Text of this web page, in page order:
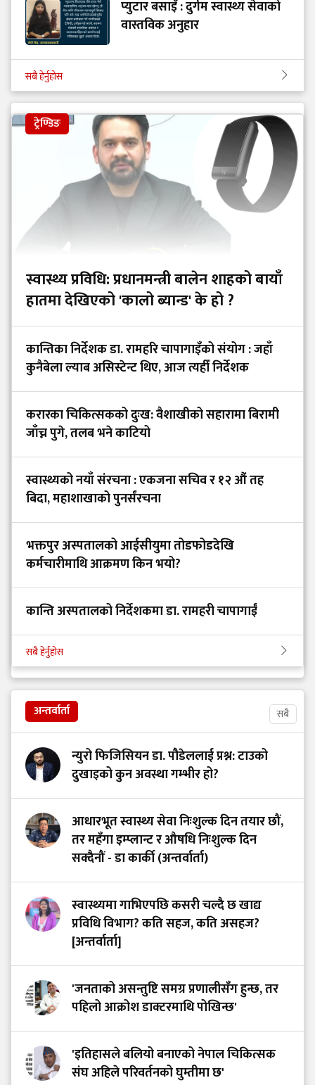
प्युटार बसाइँ : दुर्गम स्वास्थ्य सेवाको
वास्तविक अनुहार
सबै हेर्नुहोस
ट्रेण्डिङ
स्वास्थ्य प्रविधि: प्रधानमन्त्री बालेन शाहको बायाँ
हातमा देखिएको 'कालो ब्यान्ड' के हो ?
कान्तिका निर्देशक डा. रामहरि चापागाइँको संयोग : जहाँ
कुनैबेला ल्याब असिस्टेन्ट थिए, आज त्यहीँ निर्देशक
करारका चिकित्सकको दुःख: वैशाखीको सहारामा बिरामी
जाँच्न पुगे, तलब भने काटियो
स्वास्थ्यको नयाँ संरचना : एकजना सचिव र १२ औं तह
बिदा, महाशाखाको पुनर्संरचना
भक्तपुर अस्पतालको आईसीयुमा तोडफोडदेखि
कर्मचारीमाथि आक्रमण किन भयो?
कान्ति अस्पतालको निर्देशकमा डा. रामहरी चापागाईं
सबै हेर्नुहोस
अन्तर्वार्ता सबै
न्युरो फिजिसियन डा. पौडेललाई प्रश्न: टाउको
दुखाइको कुन अवस्था गम्भीर हो?
आधारभूत स्वास्थ्य सेवा निःशुल्क दिन तयार छौं,
तर महँगा इम्प्लान्ट र औषधि निःशुल्क दिन
सक्दैनौं - डा कार्की (अन्तर्वार्ता)
स्वास्थ्यमा गाभिएपछि कसरी चल्दै छ खाद्य
प्रविधि विभाग? कति सहज, कति असहज?
[अन्तर्वार्ता]
'जनताको असन्तुष्टि समग्र प्रणालीसँग हुन्छ, तर
पहिलो आक्रोश डाक्टरमाथि पोखिन्छ'
'इतिहासले बलियो बनाएको नेपाल चिकित्सक
संघ अहिले परिवर्तनको घुम्तीमा छ'